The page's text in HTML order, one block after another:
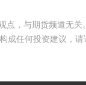
点，与期货频道无
成任何投资建议，